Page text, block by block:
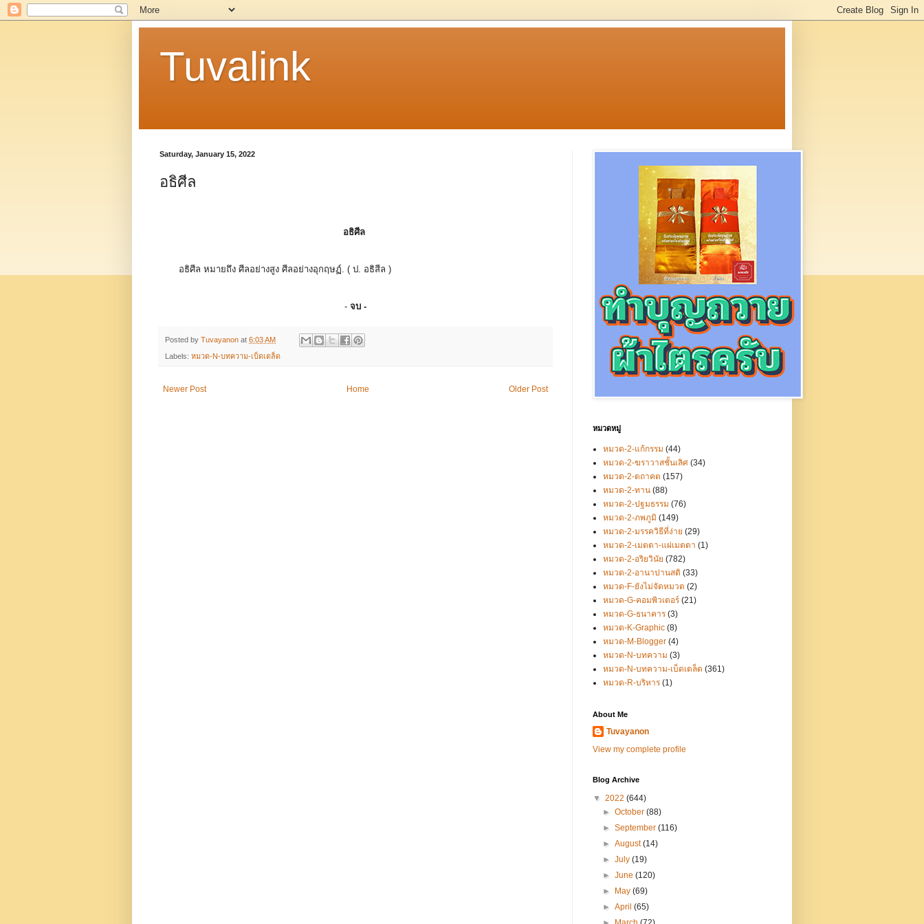
Tuvalink
Saturday, January 15, 2022
อธิศีล
อธิศีล
อธิศีล หมายถึง ศีลอย่างสูง ศีลอย่างอุกฤษฏ์. ( ป. อธิสีล )
- จบ -
Posted by Tuvayanon at 6:03 AM
Labels: หมวด-N-บทความ-เบ็ดเตล็ด
Newer Post Older Post
Home
หมวดหมู่
หมวด-2-แก้กรรม (44)
หมวด-2-ฆราวาสชั้นเลิศ (34)
หมวด-2-ตถาคต (157)
หมวด-2-ทาน (88)
หมวด-2-ปฐมธรรม (76)
หมวด-2-ภพภูมิ (149)
หมวด-2-มรรควิธีที่ง่าย (29)
หมวด-2-เมตตา-แผ่เมตตา (1)
หมวด-2-อริยวินัย (782)
หมวด-2-อานาปานสติ (33)
หมวด-F-ยังไม่จัดหมวด (2)
หมวด-G-คอมพิวเตอร์ (21)
หมวด-G-ธนาคาร (3)
หมวด-K-Graphic (8)
หมวด-M-Blogger (4)
หมวด-N-บทความ (3)
หมวด-N-บทความ-เบ็ดเตล็ด (361)
หมวด-R-บริหาร (1)
About Me
Tuvayanon
View my complete profile
Blog Archive
▼ 2022 (644)
►October(88)
►September(116)
►August(14)
►July(19)
►June(120)
►
May(69)
►April(65)